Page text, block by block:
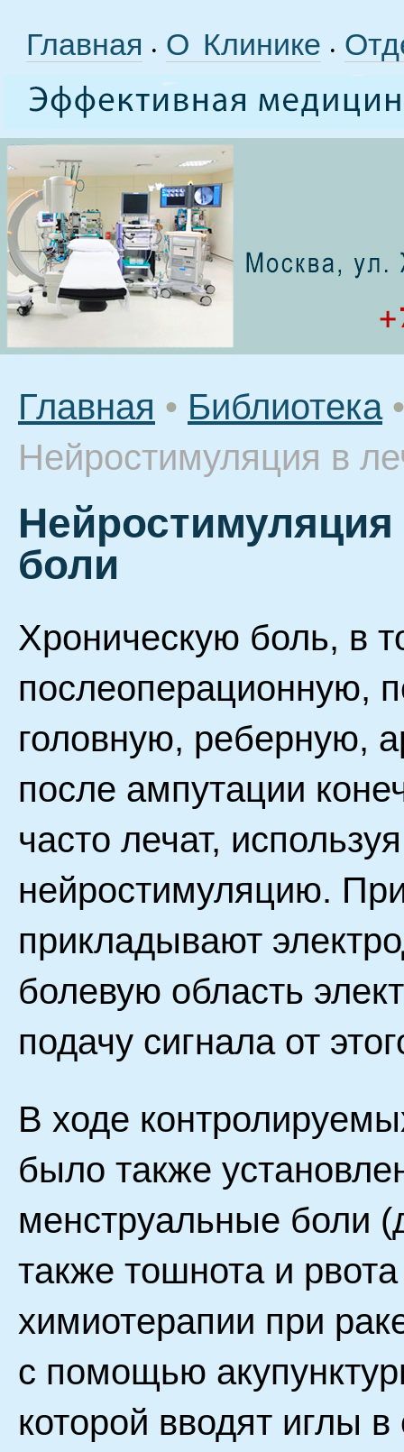
Главная • О Клинике •
Главная • Библиотека •
Нейростимуляция в
боли
Хроническую боль, в
послеоперационную,
головную, реберную,
после ампутации
часто лечат,
нейростимуляцию.
прикладывают
болевую область
подачу сигнала от
В ходе
было также
менструальные боли
также тошнота и
химиотерапии при
с помощью
которой вводят иглы